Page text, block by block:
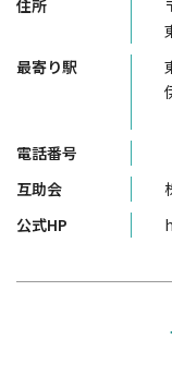
住所
最寄り駅
電話番号
互助会
公式HP